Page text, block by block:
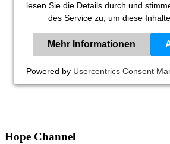
lesen Sie die Details durch und
des Service zu, um diese
Mehr Informationen
Powered by Usercentrics Consent
Hope Channel